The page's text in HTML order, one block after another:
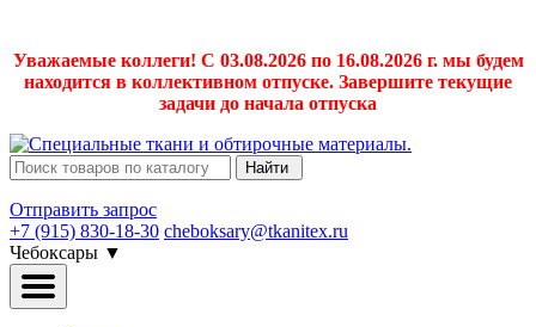
Уважаемые коллеги! С 03.08.2026 по 16.08.2026 г. мы будем
находится в коллективном отпуске. Завершите текущие
задачи до начала отпуска
Найти
Отправить запрос
+7 (915) 830-18-30 cheboksary@tkanitex.ru
Чебоксары ▼